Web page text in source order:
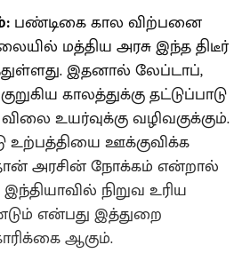
பண்டிகை கால விற்பனை
மத்திய அரசு இந்த திடீர்
இதனால் லேப்டாப்,
காலத்துக்கு தட்டுப்பாடு
உயர்வுக்கு வழிவகுக்கும்.
உற்பத்தியை ஊக்குவிக்க
அரசின் நோக்கம் என்றால்
நிறுவ உரிய
என்பது இத்துறை
ஆகும்.